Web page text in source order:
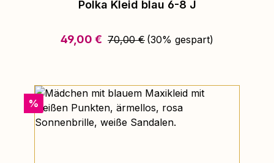
Polka Kleid blau 6-8 J
Verkaufspreis:
49,00 € Regulärer Preis:
70,00 € (30% gespart)
Rabatt
%